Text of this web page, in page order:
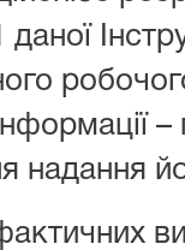
надання